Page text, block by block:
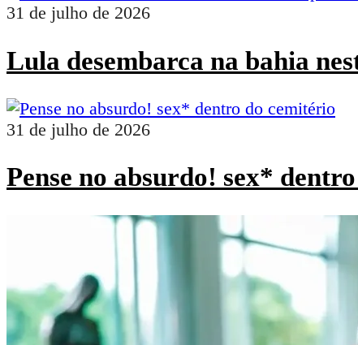
31 de julho de 2026
Lula desembarca na bahia
31 de julho de 2026
Pense no absurdo! sex*